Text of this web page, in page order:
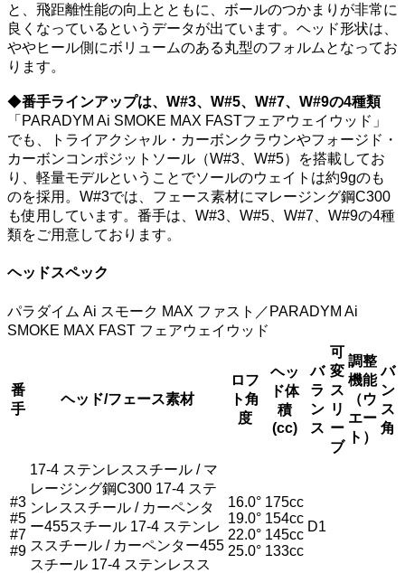
と、飛距離性能の向上とともに、ボールのつかまりが非常に
良くなっているというデータが出ています。ヘッド形状は、
ややヒール側にボリュームのある丸型のフォルムとなってお
ります。
◆番手ラインアップは、W#3、W#5、W#7、W#9の4種類
「PARADYM Ai SMOKE MAX FASTフェアウェイウッド」
でも、トライアクシャル・カーボンクラウンやフォージド・
カーボンコンポジットソール（W#3、W#5）を搭載してお
り、軽量モデルということでソールのウェイトは約9gのも
のを採用。W#3では、フェース素材にマレージング鋼C300
も使用しています。番手は、W#3、W#5、W#7、W#9の4種
類をご用意しております。
ヘッドスペック
パラダイム Ai スモーク MAX ファスト／PARADYM Ai
SMOKE MAX FAST フェアウェイウッド
番
手
ヘッド/フェース素材
ロフ
ト角
度
ヘッ
ド体
積
(cc)
バ
ラ
ン
ス
可
変
ス
リ
ー
ブ
調整
機能
（ウ
エー
ト）
バ
ン
ス
角
#3
#5
#7
#9
17-4 ステンレススチール / マ
レージング鋼C300 17-4 ステ
ンレススチール / カーペンタ
ー455スチール 17-4 ステンレ
ススチール / カーペンター455
スチール 17-4 ステンレスス
16.0°
19.0°
22.0°
25.0°
175cc
154cc
145cc
133cc
D1